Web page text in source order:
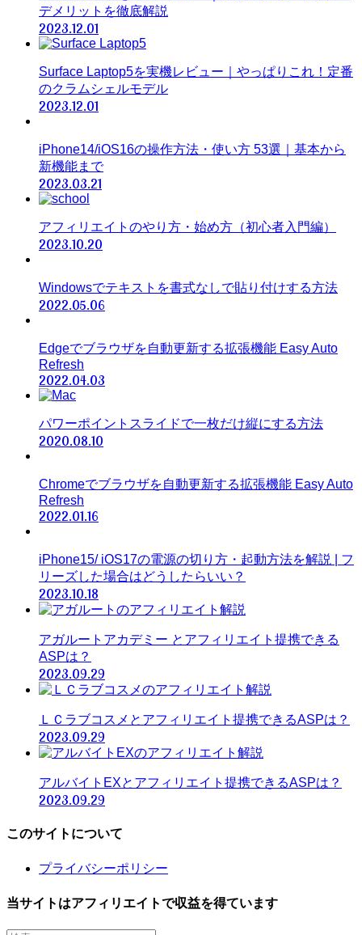
デメリットを徹底解説
2023.12.01
Surface Laptop5を実機レビュー｜やっぱりこれ！定番
のクラムシェルモデル
2023.12.01
iPhone14/iOS16の操作方法・使い方 53選｜基本から
新機能まで
2023.03.21
アフィリエイトのやり方・始め方（初心者入門編）
2023.10.20
Windowsでテキストを書式なしで貼り付けする方法
2022.05.06
Edgeでブラウザを自動更新する拡張機能 Easy Auto
Refresh
2022.04.03
パワーポイントスライドで一枚だけ縦にする方法
2020.08.10
Chromeでブラウザを自動更新する拡張機能 Easy Auto
Refresh
2022.01.16
iPhone15/ iOS17の電源の切り方・起動方法を解説 | フ
リーズした場合はどうしたらいい？
2023.10.18
アガルートアカデミー とアフィリエイト提携できる
ASPは？
2023.09.29
ＬＣラブコスメとアフィリエイト提携できるASPは？
2023.09.29
アルバイトEXとアフィリエイト提携できるASPは？
2023.09.29
このサイトについて
プライバシーポリシー
当サイトはアフィリエイトで収益を得ています